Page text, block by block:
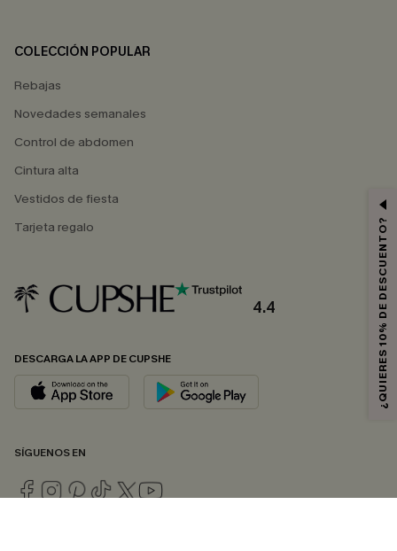
COLECCIÓN POPULAR
Rebajas
Novedades semanales
Control de abdomen
Cintura alta
Vestidos de fiesta
Tarjeta regalo
4.4
DESCARGA LA APP DE CUPSHE
SÍGUENOS EN
¿QUIERES 10% DE DESCUENTO?